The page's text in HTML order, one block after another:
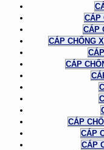
CÁP
CÁP
CÁP CHỐNG
CÁP
CÁP
CÁP
CÁP